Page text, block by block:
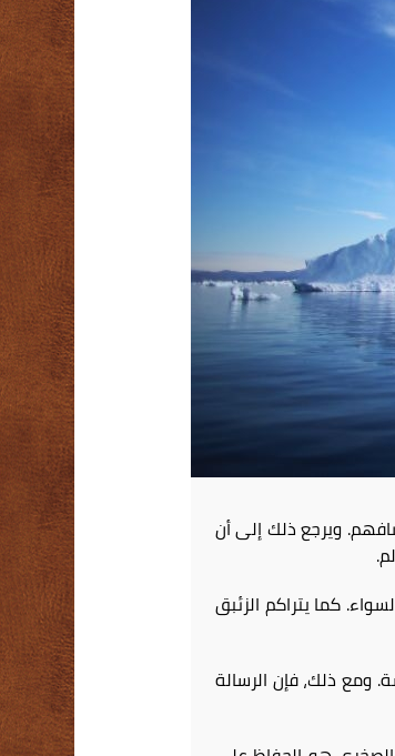
ويرجع ذلك إلى أن
كما يتراكم الزئبق
ومع ذلك، فإن الرسالة